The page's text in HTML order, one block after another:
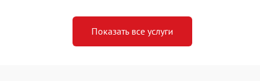
Показать все услуги